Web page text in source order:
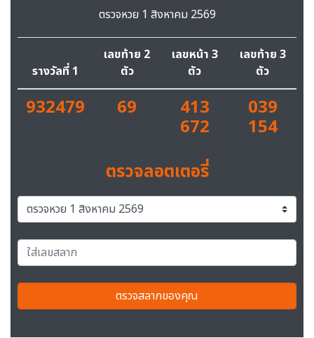
ตรวจหวย 1 สิงหาคม 2569
รางวัลที่ 1
เลขท้าย 2
ตัว
เลขหน้า 3
ตัว
เลขท้าย 3
ตัว
932479 69 413
672
039
154
ตรวจลอตเตอรี่
ตรวจสลากของคุณ